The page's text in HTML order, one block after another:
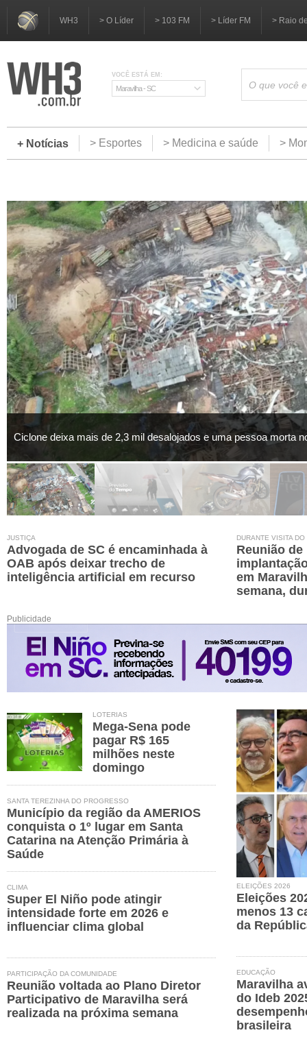
WH3 > O Líder > 103 FM > Líder FM > Raio
VOCÊ ESTÁ EM:
Maravilha - SC
+ Notícias > Esportes > Medicina e saúde >
Ciclone deixa mais de 2,3 mil desalojados e uma pessoa morta
JUSTIÇA
Advogada de SC é encaminhada à
OAB após deixar trecho de
inteligência artificial em recurso
DURANTE VISITA DO
Reunião
em
semana,
Publicidade
LOTERIAS
Mega-Sena pode
pagar R$ 165
milhões neste
domingo
SANTA TEREZINHA DO PROGRESSO
Município da região da AMERIOS
conquista o 1º lugar em Santa
Catarina na Atenção Primária à
Saúde
CLIMA
Super El Niño pode atingir
intensidade forte em 2026 e
influenciar clima global
PARTICIPAÇÃO DA COMUNIDADE
Reunião voltada ao Plano Diretor
Participativo de Maravilha será
realizada na próxima semana
ELEIÇÕES 2026
Eleições
menos 13
da
EDUCAÇÃO
Maravilha
do Ideb
brasileira